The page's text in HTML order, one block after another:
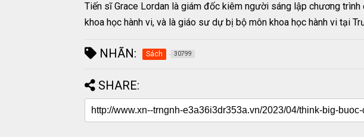
Tiến sĩ Grace Lordan là giám đốc kiêm người sáng lập chương
khoa học hành vi, và là giáo sư dự bị bộ môn khoa học hành vi tại
NHÃN: Sách 30799
SHARE: